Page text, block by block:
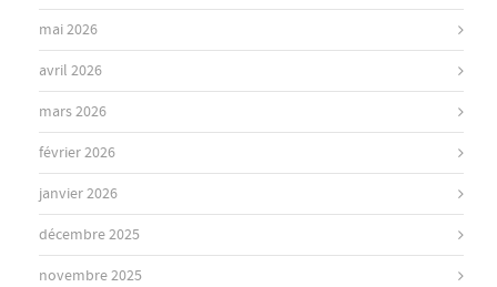
mai 2026
avril 2026
mars 2026
février 2026
janvier 2026
décembre 2025
novembre 2025